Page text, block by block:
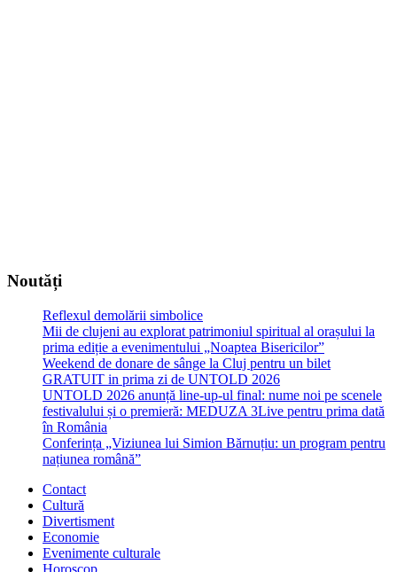
Noutăți
Reflexul demolării simbolice
Mii de clujeni au explorat patrimoniul spiritual al orașului la
prima ediție a evenimentului „Noaptea Bisericilor”
Weekend de donare de sânge la Cluj pentru un bilet
GRATUIT in prima zi de UNTOLD 2026
UNTOLD 2026 anunță line-up-ul final: nume noi pe scenele
festivalului și o premieră: MEDUZA 3Live pentru prima dată
în România
Conferința „Viziunea lui Simion Bărnuțiu: un program pentru
națiunea română”
Contact
Cultură
Divertisment
Economie
Evenimente culturale
Horoscop